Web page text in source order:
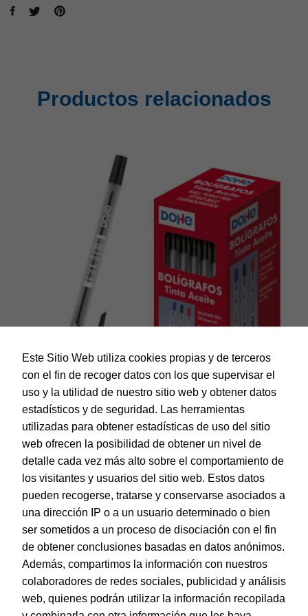
Productos relacionados
Dohe – Caja de bolígrafos con capucha – 1,0 mm – 50 uds
– Negro
EAN: 8421938795882
© Dohe - Camino de Madrid, 14
28970 • Humanes de Madrid (Madrid)
ESPAÑA
Este Sitio Web utiliza cookies propias y de terceros
con el fin de recoger datos con los que supervisar el
uso y la utilidad de nuestro sitio web y obtener datos
estadísticos y de seguridad. Las herramientas
utilizadas para obtener estadísticas de uso del sitio
web ofrecen la posibilidad de obtener un nivel de
detalle cada vez más alto sobre el comportamiento de
los visitantes y usuarios del sitio web. Estos datos
pueden recogerse, tratarse y conservarse asociados a
una dirección IP o a un usuario determinado o bien
ser sometidos a un proceso de disociación con el fin
de obtener conclusiones basadas en datos anónimos.
Además, compartimos la información con nuestros
colaboradores de redes sociales, publicidad y análisis
web, quienes podrán utilizar la información recopilada